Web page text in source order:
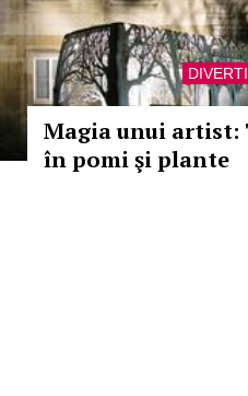
Magia unui artist:
în pomi şi plante